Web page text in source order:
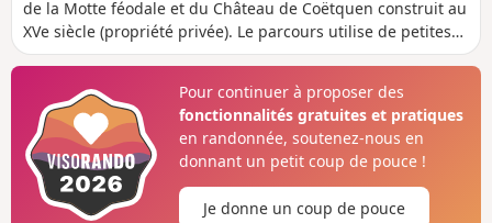
source d’énergie renouvelable, ainsi que des
capteurs de carbone. Depuis une vingtaine
d'années, les communes favorisent la
reconstitution du réseau de haies bocagère et
des bosquets.
de la Motte féodale et du Château de Coëtquen construit au
XVe siècle (propriété privée). Le parcours utilise de petites
routes et ainsi que de belles allées forestières. Le nom de
Coëtquen étaient des seigneurs qui se sont fondus dans
une branche de la famille de Dinan.
Pour continuer à proposer des
fonctionnalités gratuites et pratiques
en randonnée, soutenez-nous en
donnant un petit coup de pouce !
Je donne un coup de pouce